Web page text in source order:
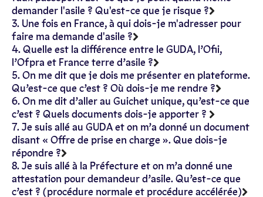
demander l'asile ? Qu'est-ce que je risque ?
3. Une fois en France, à qui dois-je m'adresser pour
faire ma demande d'asile ?
4. Quelle est la différence entre le GUDA, l’Ofii,
l’Ofpra et France terre d’asile ?
5. On me dit que je dois me présenter en plateforme.
Qu’est-ce que c’est ? Où dois-je me rendre ?
6. On me dit d’aller au Guichet unique, qu’est-ce que
c’est ? Quels documents dois-je apporter ?
7. Je suis allé au GUDA et on m’a donné un document
disant « Offre de prise en charge ». Que dois-je
répondre ?
8. Je suis allé à la Préfecture et on m’a donné une
attestation pour demandeur d’asile. Qu’est-ce que
c’est ? (procédure normale et procédure accélérée)